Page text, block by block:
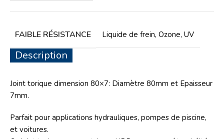
FAIBLE RÉSISTANCE Liquide de frein, Ozone, UV
Description
Joint torique dimension 80×7: Diamètre 80mm et Epaisseur
7mm.
Parfait pour applications hydrauliques, pompes de piscine,
et voitures.